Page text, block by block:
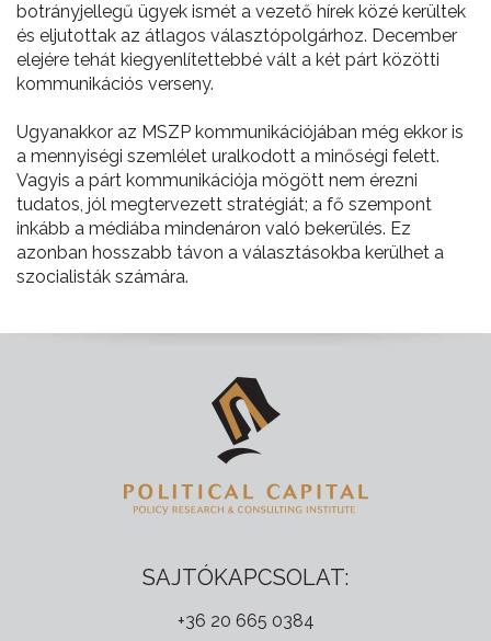
botrányjellegű ügyek ismét a vezető hírek közé kerültek
és eljutottak az átlagos választópolgárhoz. December
elejére tehát kiegyenlítettebbé vált a két párt közötti
kommunikációs verseny.
Ugyanakkor az MSZP kommunikációjában még ekkor is
a mennyiségi szemlélet uralkodott a minőségi felett.
Vagyis a párt kommunikációja mögött nem érezni
tudatos, jól megtervezett stratégiát; a fő szempont
inkább a médiába mindenáron való bekerülés. Ez
azonban hosszabb távon a választásokba kerülhet a
szocialisták számára.
SAJTÓKAPCSOLAT:
+36 20 665 0384